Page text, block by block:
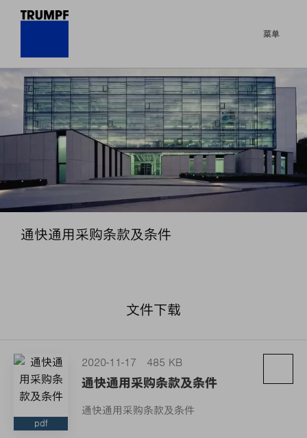
菜单
通快通用采购条款及条件
文件下载
pdf
2020-11-17 485 KB
通快通用采购条款及条件
通快通用采购条款及条件